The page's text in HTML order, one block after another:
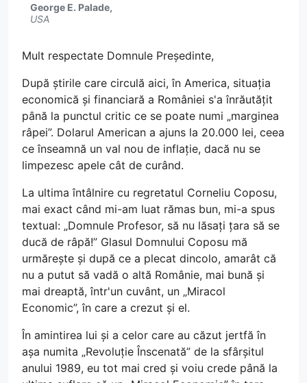
George E. Palade,
USA
Mult respectate Domnule Președinte,
După știrile care circulă aici, în America, situația
economică și financiară a României s'a înrăutățit
până la punctul critic ce se poate numi „marginea
râpei”. Dolarul American a ajuns la 20.000 lei, ceea
ce înseamnă un val nou de inflație, dacă nu se
limpezesc apele cât de curând.
La ultima întâlnire cu regretatul Corneliu Coposu,
mai exact când mi-am luat rămas bun, mi-a spus
textual: „Domnule Profesor, să nu lăsați țara să se
ducă de râpă!” Glasul Domnului Coposu mă
urmărește și după ce a plecat dincolo, amarât că
nu a putut să vadă o altă Românie, mai bună și
mai dreaptă, într'un cuvânt, un „Miracol
Economic”, în care a crezut și el.
În amintirea lui și a celor care au căzut jertfă în
așa numita „Revoluție Înscenată” de la sfârșitul
anului 1989, eu tot mai cred și voiu crede până la